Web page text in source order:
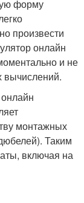
форму
произвести
онлайн
и не
вычислений.
монтажных
Таким
включая на